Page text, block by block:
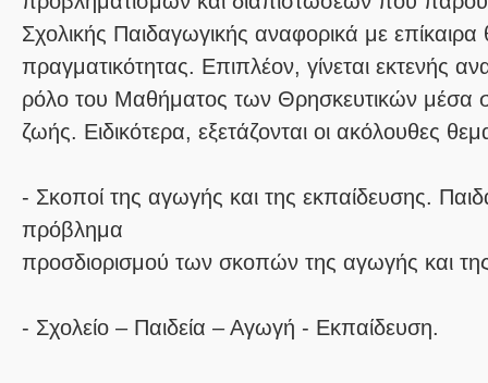
Σχολικής Παιδαγωγικής αναφορικά με επίκαιρα
πραγματικότητας. Επιπλέον, γίνεται εκτενής
ρόλο του Μαθήματος των Θρησκευτικών μέσα
ζωής. Ειδικότερα, εξετάζονται οι ακόλουθες
- Σκοποί της αγωγής και της εκπαίδευσης.
πρόβλημα
προσδιορισμού των σκοπών της αγωγής και
- Σχολείο – Παιδεία – Αγωγή - Εκπαίδευση.